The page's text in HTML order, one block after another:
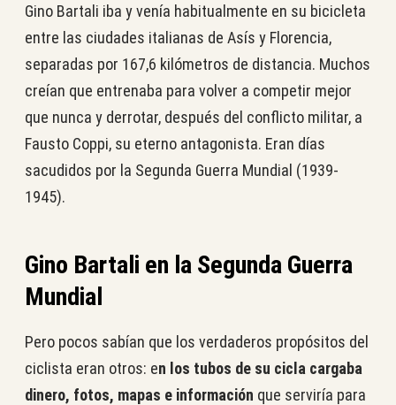
Gino Bartali iba y venía habitualmente en su bicicleta
entre las ciudades italianas de Asís y Florencia,
separadas por 167,6 kilómetros de distancia. Muchos
creían que entrenaba para volver a competir mejor
que nunca y derrotar, después del conflicto militar, a
Fausto Coppi, su eterno antagonista. Eran días
sacudidos por la Segunda Guerra Mundial (1939-
1945).
Gino Bartali en la Segunda Guerra
Mundial
Pero pocos sabían que los verdaderos propósitos del
ciclista eran otros: en los tubos de su cicla cargaba
dinero, fotos, mapas e información que serviría para